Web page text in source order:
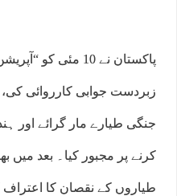
پاکستان نے 10 مئی
زبردست جوابی کارروائی
جنگی طیارے مار گرائے اور
کرنے پر مجبور کیا۔ بعد میں
طیاروں کے نقصان کا اعتراف